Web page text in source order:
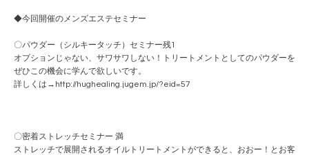
◆今回開催のメンズエステセミナー
〇パウダー（シルキータッチ）セミナー残1
オプションじゃない、サワサワしない！トリートメントとしてのパウダーを
ぜひこの機会に学んで欲しいです。
詳しくは→ http://hughealing.jugem.jp/?eid=57
〇密着ストレッチセミナー 満
ストレッチで展開されるオイルトリートメントができると、おおー！とお客